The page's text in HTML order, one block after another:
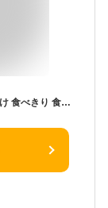
こつぶポテコ うましお味 4連 { 駄菓子 お菓子 小分け 食べきり 食べ切り おやつ スナック ポテコ うましお }{ 子供会 景品 お祭り くじ引き 縁日 個装 個包装 配布 }